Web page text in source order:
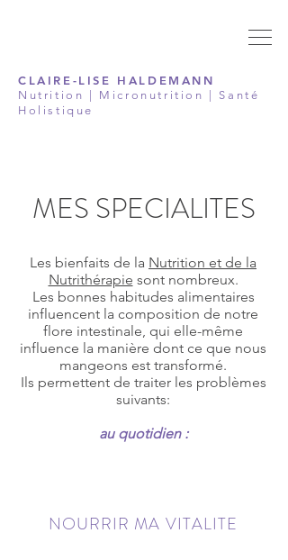
CLAIRE-LISE HALDEMANN
Nutrition | Micronutrition | Santé
Holistique
MES SPECIALITES
Les bienfaits de la Nutrition et de la
Nutrithérapie sont nombreux.
Les bonnes habitudes alimentaires
influencent la composition de notre
flore intestinale, qui elle-même
influence la manière dont ce que nous
mangeons est transformé.
Ils permettent de traiter les problèmes
suivants:
au quotidien :
NOURRIR MA VITALITE